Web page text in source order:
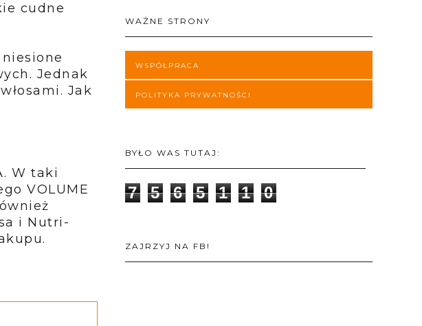
cudne
Jednak
Jak
. W taki
VOLUME
i Nutri-
WAŻNE STRONY
WSPÓŁPRACA
POLITYKA PRYWATNOŚCI
BYŁO WAS TUTAJ:
7 5 6 5 1 1 0
ZAJRZYJ NA FB!